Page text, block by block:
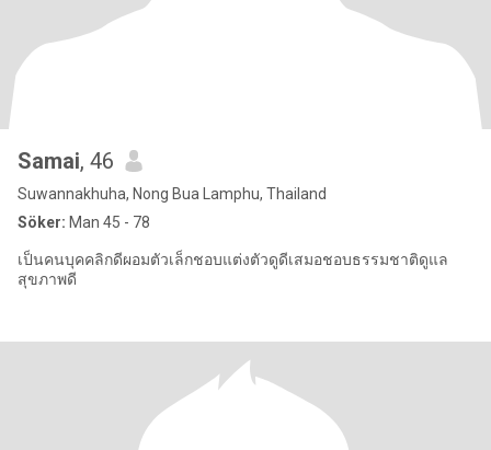
Samai, 46
Suwannakhuha, Nong Bua Lamphu, Thailand
Söker: Man 45 - 78
เป็นคนบุคคลิกดีผอมตัวเล็กชอบแต่งตัวดูดีเสมอชอบธรรมชาติดูแล
สุขภาพดี